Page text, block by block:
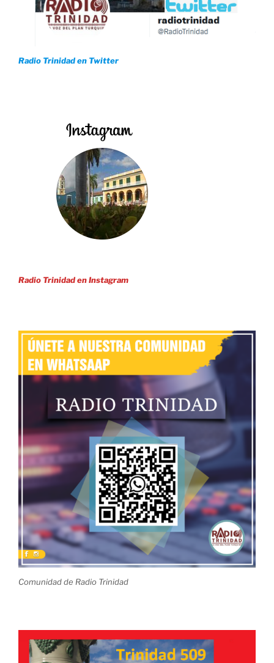
Radio Trinidad en Twitter
Radio Trinidad en Instagram
Comunidad de Radio Trinidad